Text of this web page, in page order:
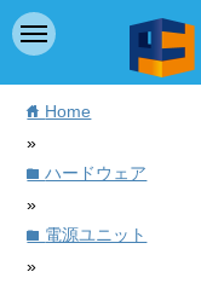
home Home
»
folderハードウェア
»
folder 電源ユニット
»